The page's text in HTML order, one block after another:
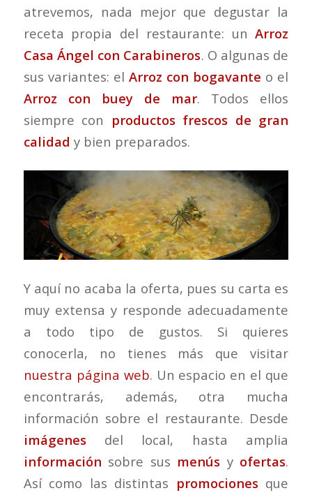
atrevemos, nada mejor que degustar la
receta propia del restaurante: unArroz
Casa Ángel con Carabineros. O algunas de
sus variantes: el Arroz con bogavante o el
Arroz con buey de mar. Todos ellos
siempre con productos frescos de gran
calidad y bien preparados.
Y aquí no acaba la oferta, pues su carta es
muy extensa y responde adecuadamente
a todo tipo de gustos. Si quieres
conocerla, no tienes más que visitar
nuestra página web. Un espacio en el que
encontrarás, además, otra mucha
información sobre el restaurante. Desde
imágenesdel local, hasta amplia
información sobre sus menús y ofertas.
Así como las distintas promocionesque